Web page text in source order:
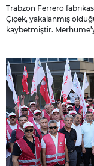
Trabzon Ferrero
Çiçek, yakalanmış
kaybetmiştir.